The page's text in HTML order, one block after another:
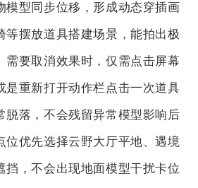
模型同步位移，形成动态穿插画
等摆放道具搭建场景，能拍出极
需要取消效果时，仅需点击屏幕
是重新打开动作栏点击一次道具
脱落，不会残留异常模型影响后
位优先选择云野大厅平地、遇境
挡，不会出现地面模型干扰卡位